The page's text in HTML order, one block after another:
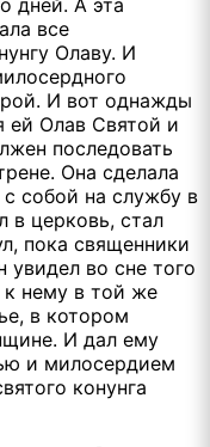
все
Олаву. И
И вот однажды
ей Олав Святой и
последовать
Она сделала
с собой на службу в
в церковь, стал
пока священники
увидел во сне того
к нему в той же
в котором
И дал ему
и милосердием
конунга